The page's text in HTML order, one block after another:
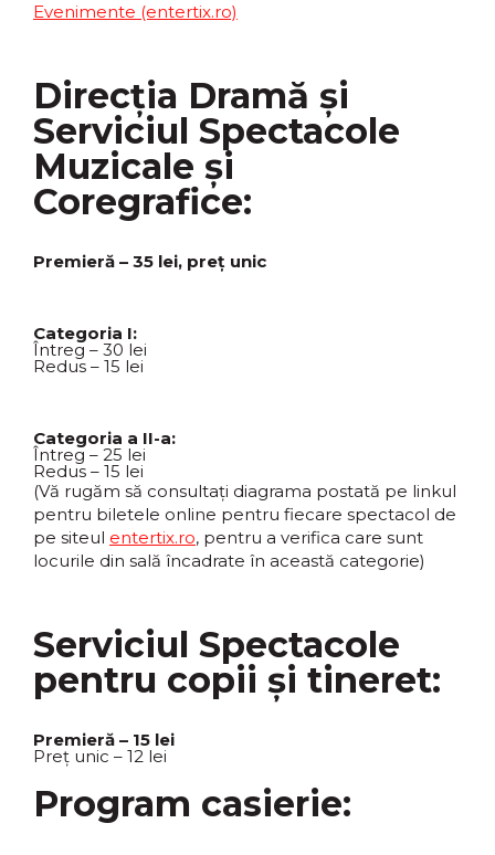
Evenimente (entertix.ro)
Direcția Dramă și
Serviciul Spectacole
Muzicale și
Coregrafice:
Premieră – 35 lei, preț unic
Categoria I:
Întreg – 30 lei
Redus – 15 lei
Categoria a II-a:
Întreg – 25 lei
Redus – 15 lei
(Vă rugăm să consultați diagrama postată pe linkul
pentru biletele online pentru fiecare spectacol de
pe siteul entertix.ro, pentru a verifica care sunt
locurile din sală încadrate în această categorie)
Serviciul Spectacole
pentru copii și tineret:
Premieră – 15 lei
Preț unic – 12 lei
Program casierie: